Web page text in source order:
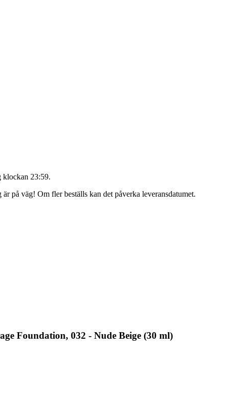
klockan 23:59.
på väg! Om fler beställs kan det påverka leveransdatumet.
Foundation, 032 - Nude Beige (30 ml)